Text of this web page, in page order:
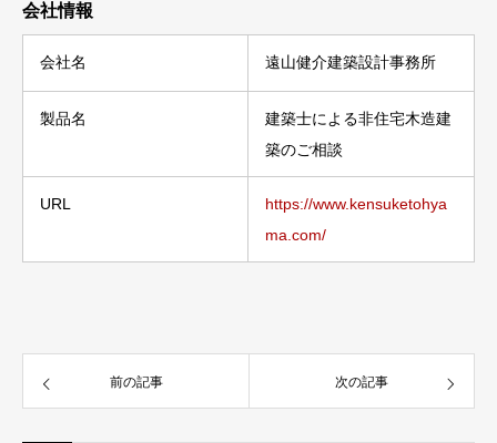
会社情報
会社名 遠山健介建築設計事務所
製品名
建築士による非住宅木造建
築のご相談
URL
https://www.kensuketohya
ma.com/
前の記事 次の記事